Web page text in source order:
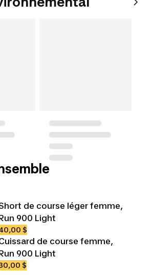
de course léger femme,
900 Light
$
de course femme,
900 Light
$